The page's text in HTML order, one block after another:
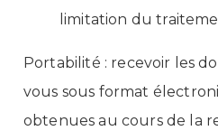
limitation du
Portabilité : recevoir les
vous sous format
obtenues au cours de la